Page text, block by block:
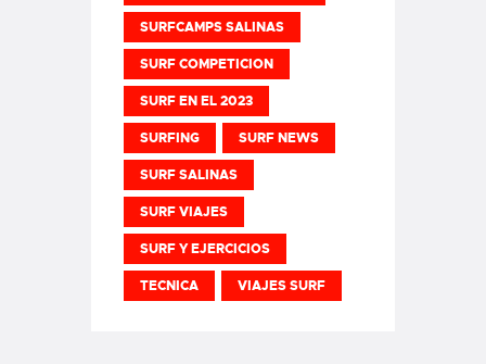
SURFCAMPS SALINAS
SURF COMPETICION
SURF EN EL 2023
SURFING SURF NEWS
SURF SALINAS
SURF VIAJES
SURF Y EJERCICIOS
TECNICA VIAJES SURF